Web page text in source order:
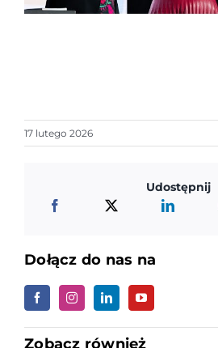
17 lutego 2026
Udostępnij
Dołącz do nas na
Zobacz również